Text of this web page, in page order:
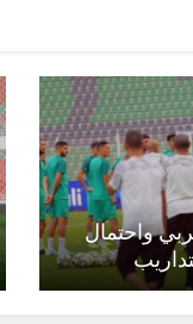
واحتمال